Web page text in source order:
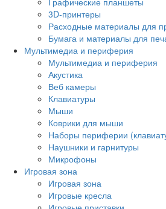
3D-принтеры
Расходные материалы для
Бумага и материалы для
Мультимедиа и периферия
Мультимедиа и периферия
Акустика
Веб камеры
Клавиатуры
Мыши
Коврики для мыши
Наборы периферии
Наушники и гарнитуры
Микрофоны
Игровая зона
Игровая зона
Игровые кресла